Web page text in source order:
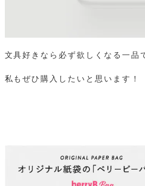
文具好きなら必ず欲しくなる一品
私もぜひ購入したいと思います！